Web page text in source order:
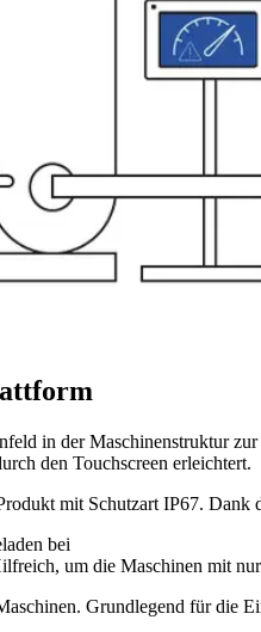
in der Maschinenstruktur
den Touchscreen erleichtert.
mit Schutzart IP67.
bei
um die Maschinen mit
Grundlegend für die